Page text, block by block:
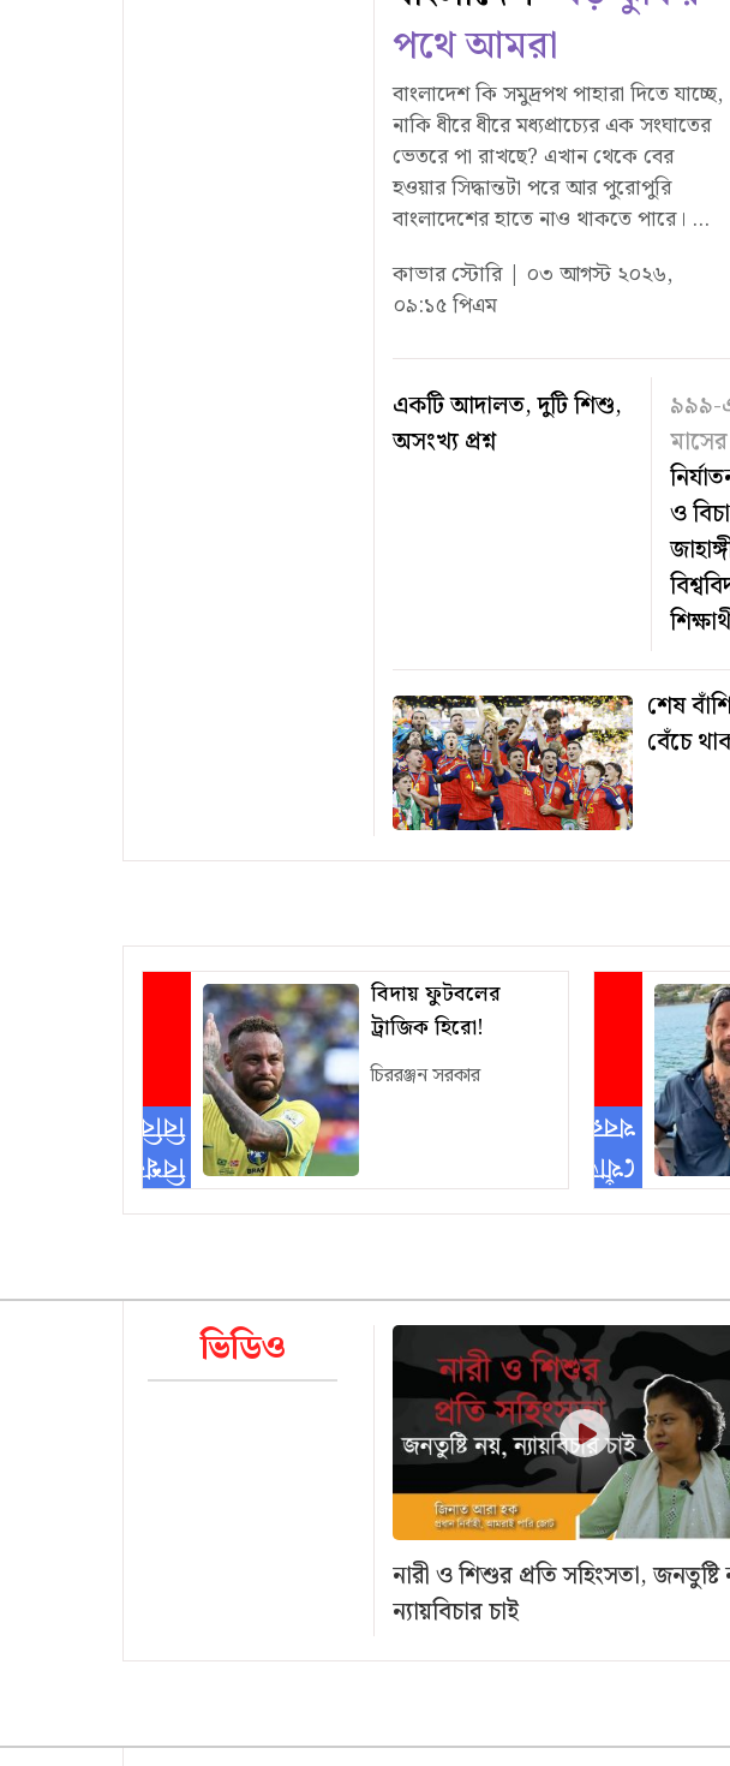
পথে আমরা
বাংলাদেশ কি সমুদ্রপথ পাহারা দিতে যাচ্ছে,
নাকি ধীরে ধীরে মধ্যপ্রাচ্যের এক সংঘাতের
ভেতরে পা রাখছে? এখান থেকে বের
হওয়ার সিদ্ধান্তটা পরে আর পুরোপুরি
বাংলাদেশের হাতে নাও থাকতে পারে। ...
কাভার স্টোরি | ০৩ আগস্ট ২০২৬,
০৯:১৫ পিএম
একটি আদালত, দুটি শিশু,
অসংখ্য প্রশ্ন
৯৯৯-
ও
শেষ
বেঁচে
বিশ্বকাপ
বিবিধ
বিদায় ফুটবলের
ট্রাজিক হিরো!
চিররঞ্জন সরকার
খোঁজ-
খবর
ভিডিও
নারী ও শিশুর প্রতি সহিংসতা,
ন্যায়বিচার চাই